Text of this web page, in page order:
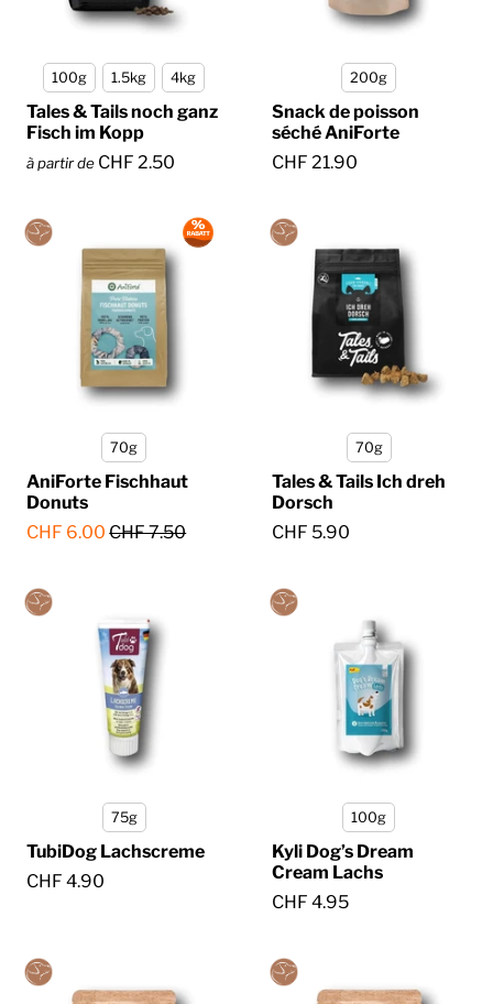
100g 1.5kg 4kg
Tales & Tails noch ganz
Fisch im Kopp
à partir de CHF 2.50
200g
Snack de poisson
séché AniForte
CHF 21.90
70g
AniForte Fischhaut
Donuts
CHF 6.00 CHF 7.50
70g
Tales & Tails Ich dreh
Dorsch
CHF 5.90
75g
TubiDog Lachscreme
CHF 4.90
100g
Kyli Dog’s Dream
Cream Lachs
CHF 4.95